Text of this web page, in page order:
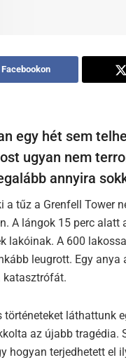
egy hét sem
ugyan nem
annyira
a tűz a Grenfell Tower
A lángok 15 perc
lakóinak. A 600
leugrott. Egy
katasztrófát.
történeteket láthattunk
az újabb tragédia.
hogyan terjedhetett el